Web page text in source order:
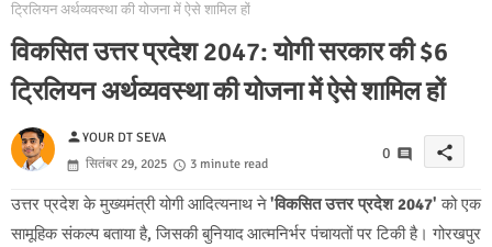
ट्रिलियन अर्थव्यवस्था की योजना में ऐसे शामिल हों
विकसित उत्तर प्रदेश 2047: योगी सरकार की $6
ट्रिलियन अर्थव्यवस्था की योजना में ऐसे शामिल हों
personYOUR DT SEVA
सितंबर 29, 2025
3 minute read
0 share
उत्तर प्रदेश के मुख्यमंत्री योगी आदित्यनाथ ने'विकसित उत्तर प्रदेश 2047' को एक
सामूहिक संकल्प बताया है, जिसकी बुनियाद आत्मनिर्भर पंचायतों पर टिकी है। गोरखपुर